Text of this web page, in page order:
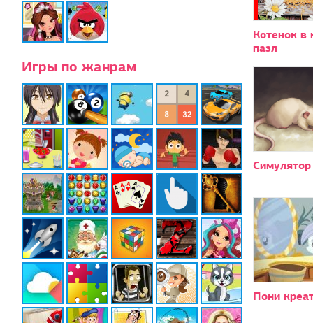
Игры по жанрам
Котенок в
пазл
Пони